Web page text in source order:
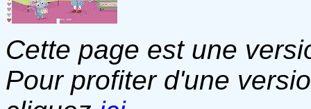
Cette page est une
Pour profiter d'une